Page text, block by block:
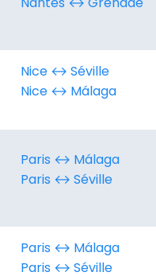
Nice ↔︎ Séville
Nice ↔︎ Málaga
Paris ↔︎ Málaga
Paris ↔︎ Séville
Paris ↔︎ Málaga
Paris ↔︎ Séville